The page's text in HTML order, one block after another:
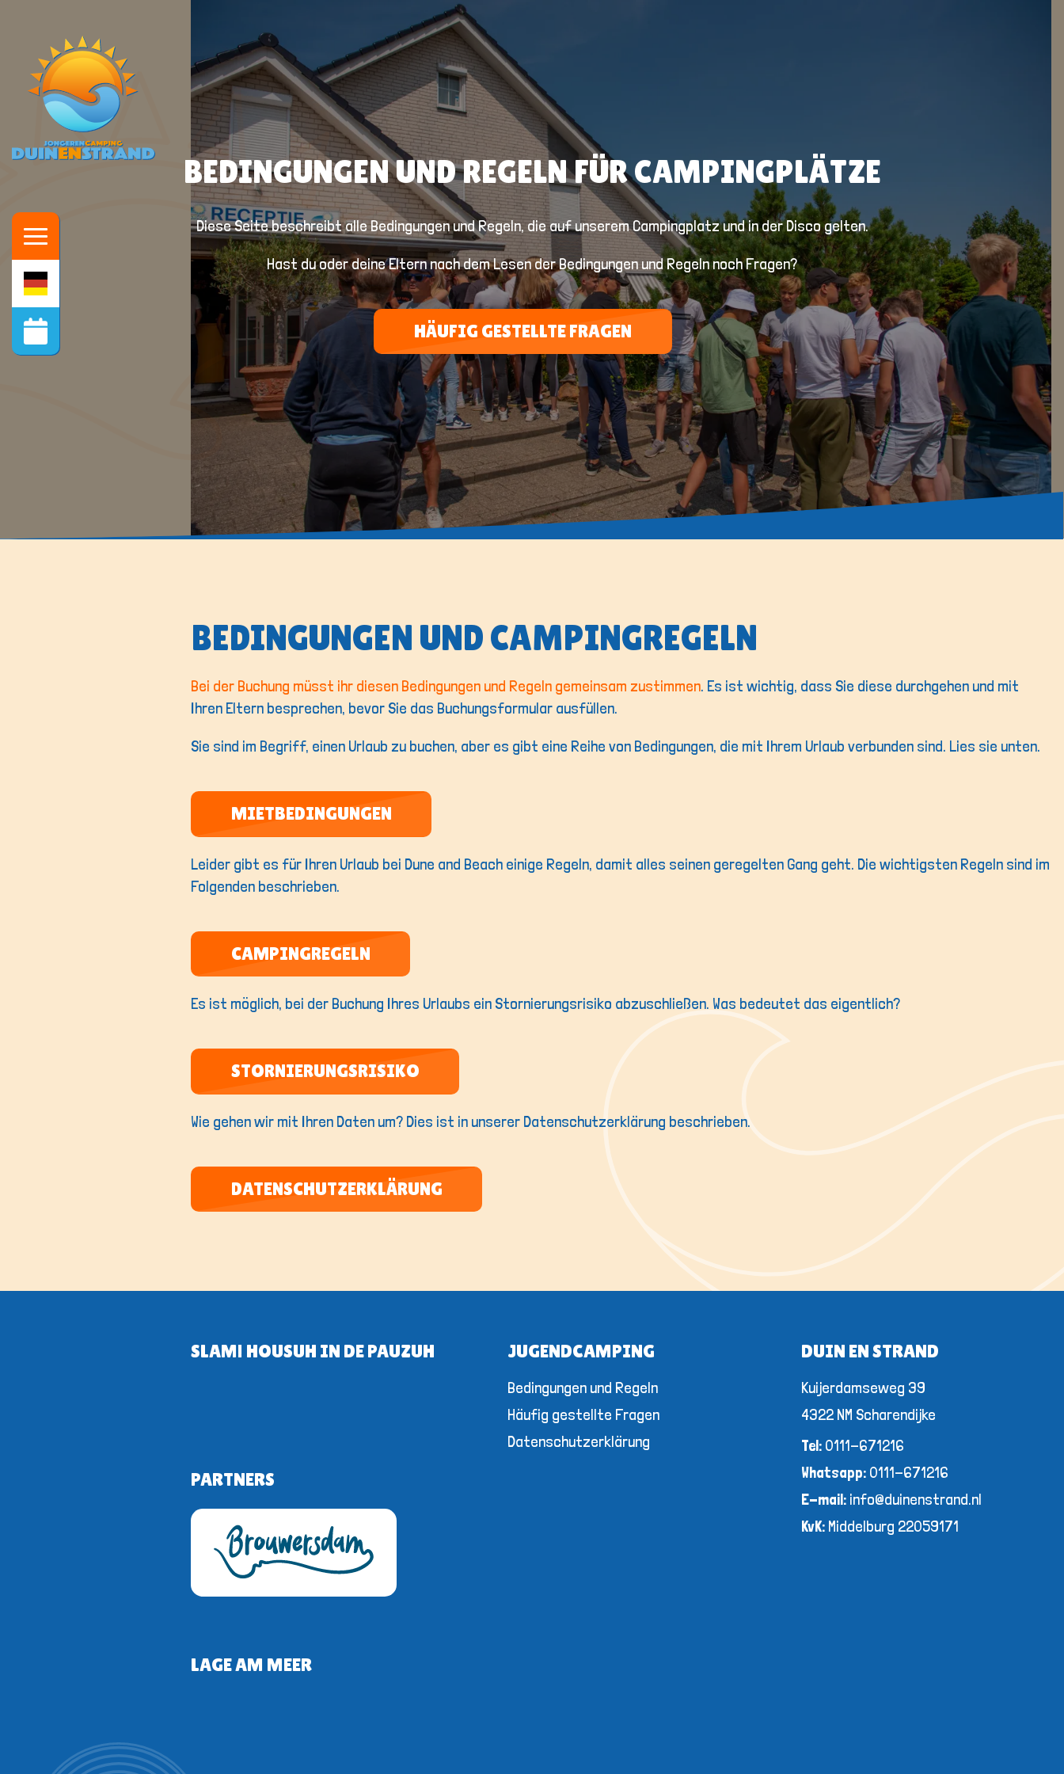
BEDINGUNGEN UND REGELN FÜR CAMPINGPLÄTZE
Diese Seite beschreibt alle Bedingungen und Regeln, die auf unserem Campingplatz und in der Disco gelten.
Hast du oder deine Eltern nach dem Lesen der Bedingungen und Regeln noch Fragen?
HÄUFIG GESTELLTE FRAGEN
BEDINGUNGEN UND CAMPINGREGELN
Bei der Buchung müsst ihr diesen Bedingungen und Regeln gemeinsam zustimmen. Es ist wichtig, dass Sie diese durchgehen und mit
Ihren Eltern besprechen, bevor Sie das Buchungsformular ausfüllen.
Sie sind im Begriff, einen Urlaub zu buchen, aber es gibt eine Reihe von Bedingungen, die mit Ihrem Urlaub verbunden sind. Lies sie unten.
MIETBEDINGUNGEN
Leider gibt es für Ihren Urlaub bei Dune and Beach einige Regeln, damit alles seinen geregelten Gang geht. Die wichtigsten Regeln sind im
Folgenden beschrieben.
CAMPINGREGELN
Es ist möglich, bei der Buchung Ihres Urlaubs ein Stornierungsrisiko abzuschließen. Was bedeutet das eigentlich?
STORNIERUNGSRISIKO
Wie gehen wir mit Ihren Daten um? Dies ist in unserer Datenschutzerklärung beschrieben.
DATENSCHUTZERKLÄRUNG
SLAM! HOUSUH IN DE PAUZUH
PARTNERS
JUGENDCAMPING
Bedingungen und Regeln
Häufig gestellte Fragen
Datenschutzerklärung
DUIN EN STRAND
Kuijerdamseweg 39
4322 NM Scharendijke
Tel: 0111-671216
Whatsapp: 0111-671216
E-mail: info@duinenstrand.nl
KvK: Middelburg 22059171
LAGE AM MEER